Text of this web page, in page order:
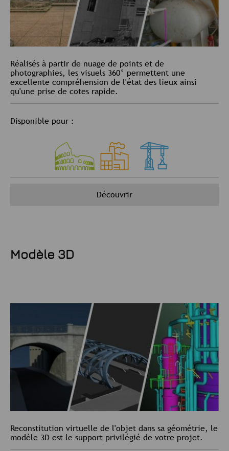
Réalisés à partir de nuage de points et de
photographies, les visuels 360° permettent une
excellente compréhension de l'état des lieux ainsi
qu'une prise de cotes rapide.
Disponible pour :
Découvrir
Modèle 3D
Reconstitution virtuelle de l'objet dans sa géométrie, le
modèle 3D est le support privilégié de votre projet.